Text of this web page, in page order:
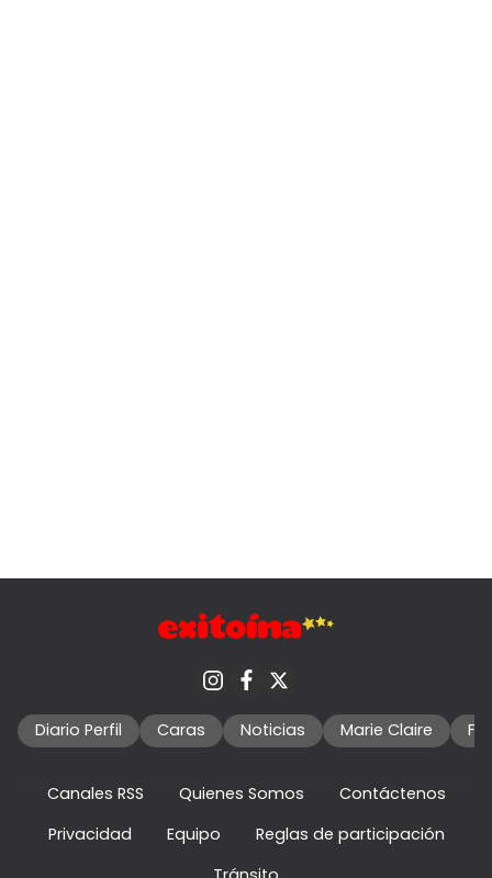
Diario Perfil Caras Noticias Marie Claire
Canales RSS Quienes Somos
Contáctenos
Privacidad
Equipo
Reglas de participación